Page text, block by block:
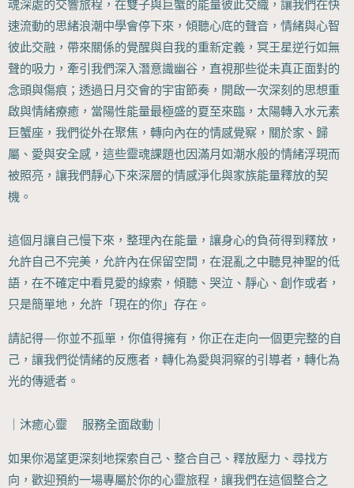
魂深處的交響旅程，在雙子與巨蟹的能量彼此交織，讓我們在快
速流動的思緒浪潮中學會停下來，傾聽心底的聲音，情緒與心智
彼此交融，帶來關係的覺醒與自我的重新定義，冥王星逆行如無
聲的吸力，牽引我們深入潛意識幽谷，直視那些從未真正面對的
念頭與傷痕；透過日月交會的宇宙節奏，開啟一次深刻的思想重
啟與情緒療癒，當陽性能量最極盛的夏至來臨，太陽轉入水元素
巨蟹座，我們從外在聚焦，轉向內在的情感覺察，關於家、歸
屬、愛與安全感，這些靈魂課題也因滿月如潮水般的情緒浮現而
被照亮，讓我們靜心下來深層的情感淨化與家族能量釋放的契
機。
這個月讓自己慢下來，整理內在能量，讓身心的負荷得到釋放，
允許自己不完美，允許內在保留空間，在混亂之中聽見神聖的低
語，在不確定中看見愛的線索，傾聽、哭泣、靜心、創作或者，
只是簡單地，允許「現在的你」存在。
請記得—你並不孤單，你值得擁有，你正在走向一個更完整的自
己，讓我們從情緒的反應者，轉化為愛與洞察的引導者，轉化為
光的傳遞者。
｜沐癒心靈🦄服務全面啟動｜
如果你渴望更深刻地探索自己、整合自己、釋放壓力、尋找方
向，歡迎預約一場專屬於你的心靈旅程，讓我們在這個整合之